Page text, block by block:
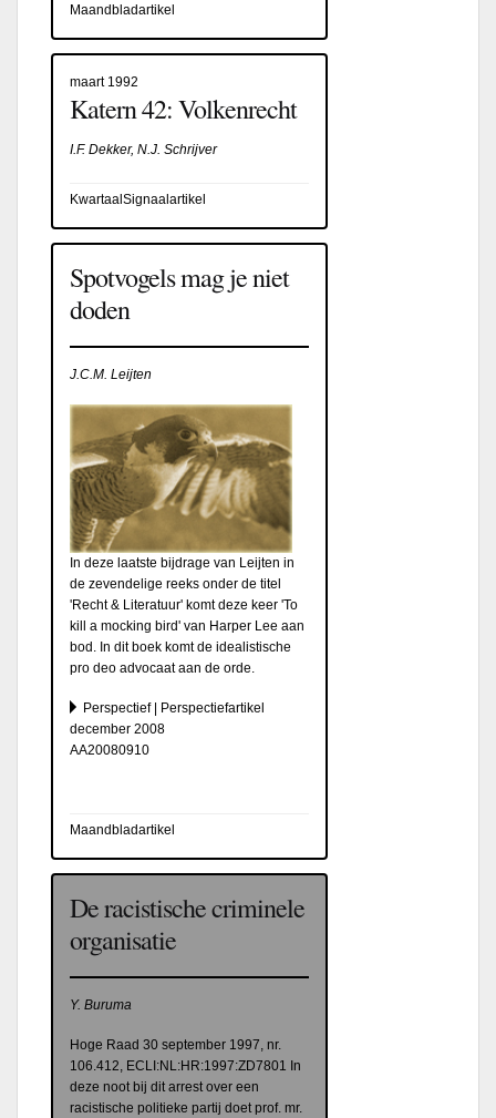
Maandbladartikel
maart 1992
Katern 42: Volkenrecht
I.F. Dekker, N.J. Schrijver
KwartaalSignaalartikel
Spotvogels mag je niet
doden
J.C.M. Leijten
In deze laatste bijdrage van Leijten in
de zevendelige reeks onder de titel
'Recht & Literatuur' komt deze keer 'To
kill a mocking bird' van Harper Lee aan
bod. In dit boek komt de idealistische
pro deo advocaat aan de orde.
Perspectief | Perspectiefartikel
december 2008
AA20080910
Maandbladartikel
De racistische criminele
organisatie
Y. Buruma
Hoge Raad 30 september 1997, nr.
106.412, ECLI:NL:HR:1997:ZD7801 In
deze noot bij dit arrest over een
racistische politieke partij doet prof. mr.